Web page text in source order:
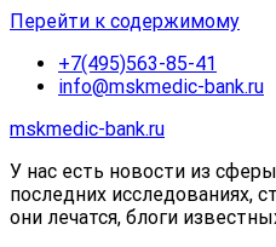
Перейти к содержимому
+7(495)563-85-41
info@mskmedic-bank.ru
mskmedic-bank.ru
У нас есть новости из
последних исследованиях,
они лечатся, блоги